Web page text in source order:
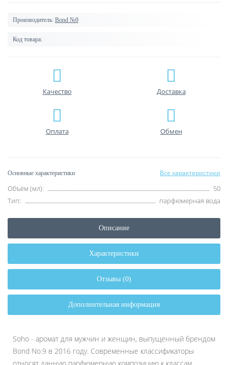
Производитель: Bond №9
Код товара:
Качество Доставка
Оплата Обмен
Основные характеристики Все характеристики
Объём (мл):
50
Тип:
парфюмерная вода
Описание
Характеристики
Отзывы (0)
Дополнительная информация
Soho - аромат для мужчин и женщин, выпущенный брендом
Bond No.9 в 2016 году. Современные классификаторы